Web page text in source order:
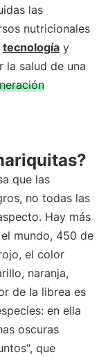
las
nutricionales
tecnología y
la salud de una
que las
no todas las
Hay más
mundo, 450 de
el color
naranja,
de la librea es
en ella
oscuras
que